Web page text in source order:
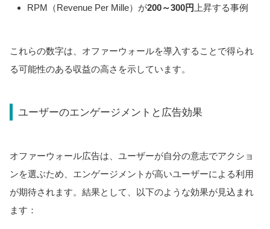
RPM（Revenue Per Mille）が200～300円 上昇する事例
これらの数字は、オファーウォールを導入することで得られ
る可能性のある収益の高さを示しています。
ユーザーのエンゲージメントと広告効果
オファーウォール広告は、ユーザーが自分の意志でアクショ
ンを選ぶため、エンゲージメントが高いユーザーによる利用
が期待されます。結果として、以下のような効果が見込まれ
ます：